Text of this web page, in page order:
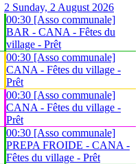
2 Sunday, 2 August 2026
00:30 [Asso communale]
BAR - CANA - Fêtes du
village - Prêt
00:30 [Asso communale]
CANA - Fêtes du village -
Prêt
00:30 [Asso communale]
CANA - Fêtes du village -
Prêt
00:30 [Asso communale]
PREPA FROIDE - CANA -
Fêtes du village - Prêt